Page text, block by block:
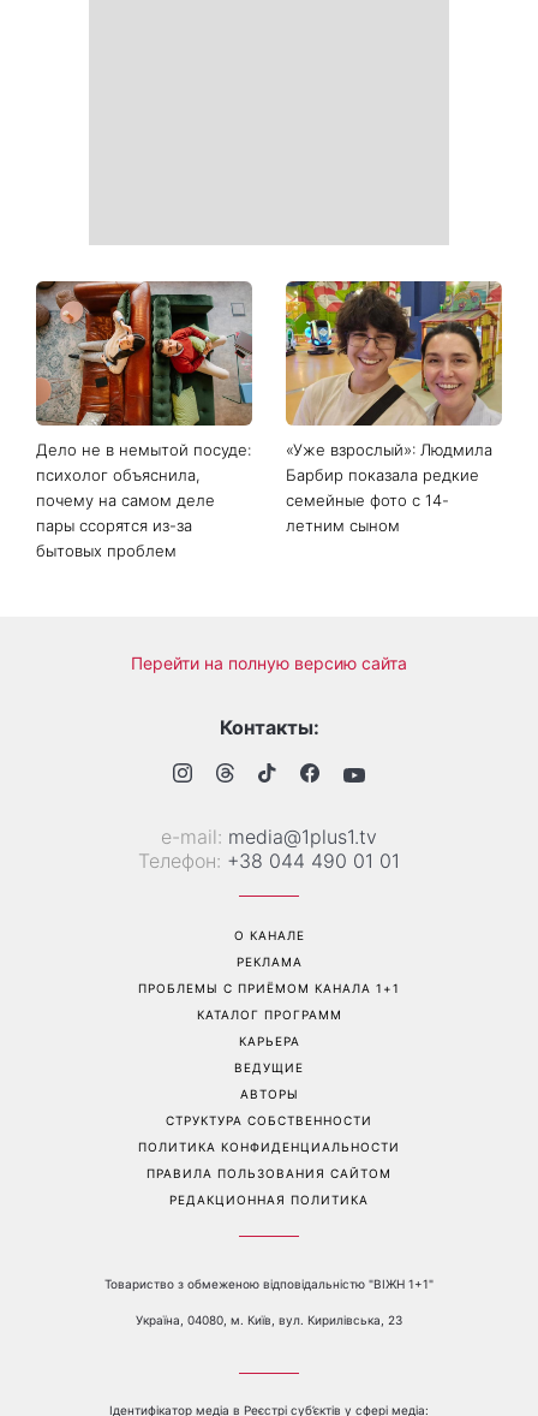
День ангела 9 августа:
Пантелеймон, Николай и
Сава среди именинников -
почему в этот день стоит
совершить доброе дело
Самый популярный летний
салат: готовим «Зеленую
богиню»
Дело не в немытой посуде:
психолог объяснила,
почему на самом деле
«Уже взрослый»: Людмила
Барбир показала редкие
семейные фото с 14-
летним сыном